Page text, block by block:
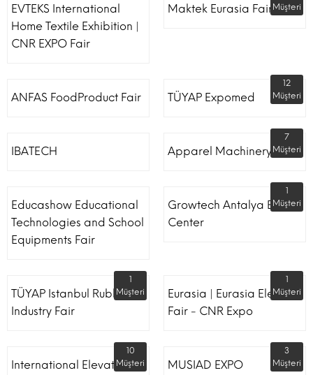
EVTEKS International
Home Textile Exhibition |
CNR EXPO Fair
Maktek Eurasia Fair Müşteri
ANFAS FoodProduct Fair TÜYAP Expomed
12
Müşteri
IBATECH Apparel Machinery Fair
7
Müşteri
Educashow Educational
Technologies and School
Equipments Fair
Growtech Antalya Expo
Center
1
Müşteri
TÜYAP Istanbul Rubber
Industry Fair
1
Müşteri
Eurasia | Eurasia Elevator
Fair - CNR Expo
1
Müşteri
International Elevator
10
Müşteri
MUSIAD EXPO
3
Müşteri